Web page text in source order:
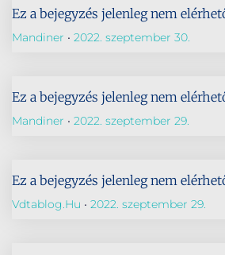
Ez a bejegyzés jelenleg nem
Mandiner 2022. szeptember 30.
Ez a bejegyzés jelenleg nem
Mandiner 2022. szeptember 29.
Ez a bejegyzés jelenleg nem
Vdtablog.hu 2022. szeptember 29.